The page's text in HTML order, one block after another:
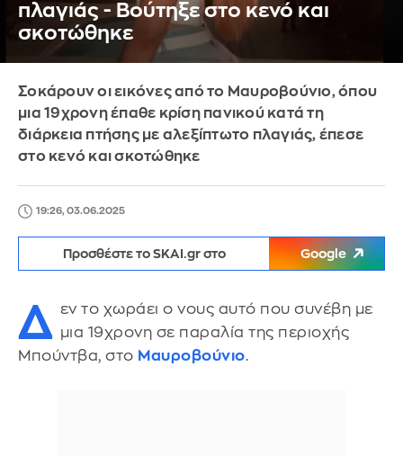
πλαγιάς - Βούτηξε στο κενό και
σκοτώθηκε
Σοκάρουν οι εικόνες από το Μαυροβούνιο, όπου
μια 19χρονη έπαθε κρίση πανικού κατά τη
διάρκεια πτήσης με αλεξίπτωτο πλαγιάς, έπεσε
στο κενό και σκοτώθηκε
19:26, 03.06.2025
Προσθέστε το SKAI.gr στο Google
Δ εν το χωράει ο νους αυτό που συνέβη με
μια 19χρονη σε παραλία της περιοχής
Μπούντβα, στο Μαυροβούνιο.